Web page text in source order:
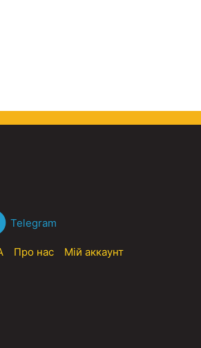
Telegram
Про нас Мій аккаунт